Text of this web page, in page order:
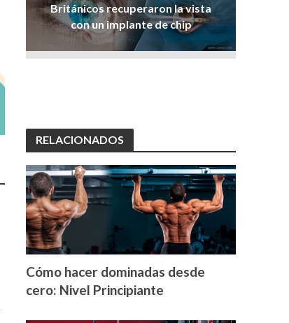
Británicos recuperaron la vista
con un implante de chip
RELACIONADOS
Cómo hacer dominadas desde
cero: Nivel Principiante